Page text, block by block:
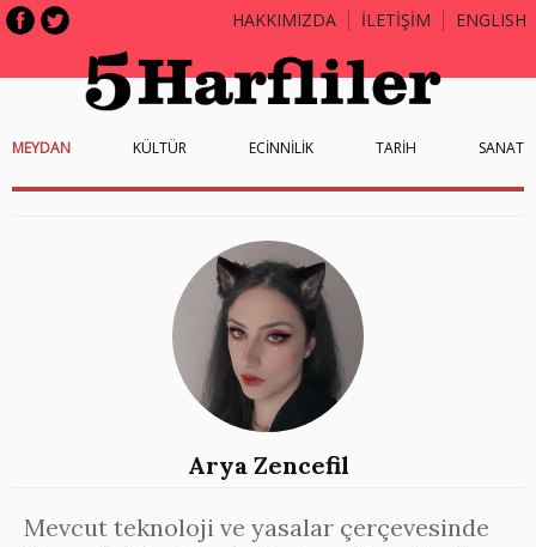
HAKKIMIZDA İLETİŞİM ENGLISH
MEYDAN KÜLTÜR ECİNNİLİK TARİH SANAT
Arya Zencefil
Mevcut teknoloji ve yasalar çerçevesinde